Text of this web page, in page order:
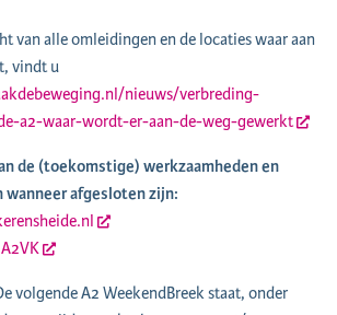
van alle omleidingen en de locaties waar aan
vindt u
nieuws/verbreding-
a2-waar-wordt-er-aan-de-weg-gewerkt
de (toekomstige) werkzaamheden en
afgesloten zijn:
volgende A2 WeekendBreek staat, onder